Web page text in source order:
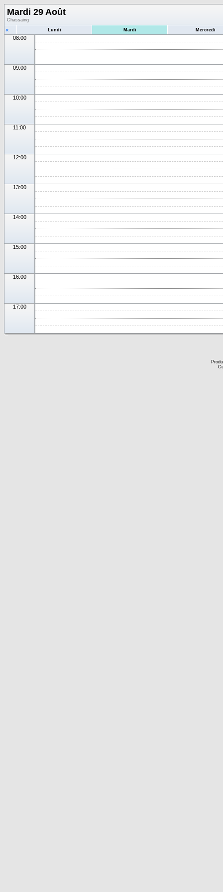
Mardi 29 Août
Chassaing
« Lundi Mardi Mercredi
08:00
09:00
10:00
11:00
12:00
13:00
14:00
15:00
16:00
17:00